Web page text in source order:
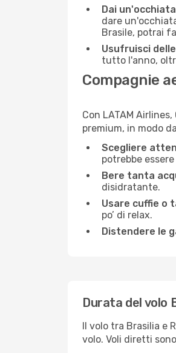
Dai
dare
Brasile, potrai
Usufruisci
tutto l'anno,
Compagnie
Con LATAM
premium, in modo
Scegliere
potrebbe
Bere tanta
disidratante.
Usare cuffie o
po’ di relax.
Distendere le
Durata del volo
Il volo tra Brasilia e
volo. Voli diretti